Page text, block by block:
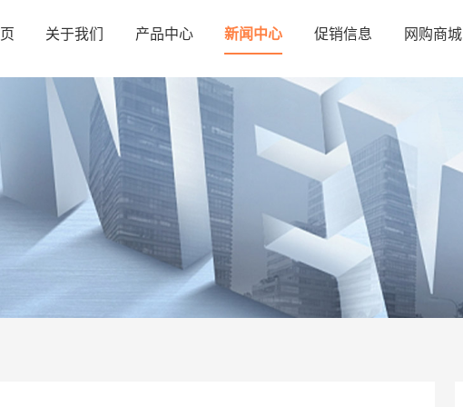
关于我们 产品中心 新闻中心 促销信息 网购商城